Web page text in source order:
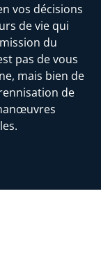
vos décisions
de vie qui
du
pas de vous
mais bien de
de